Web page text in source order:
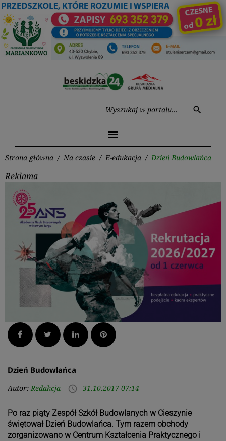
Przejdź
do
treści
search
menu
Strona główna / Na czasie / E-edukacja / Dzień Budowlańca
Reklama
Facebook Twitter LinkedInPinterest
Dzień Budowlańca
Autor: Redakcja access_time 31.10.2017 07:14
Po raz piąty Zespół Szkół Budowlanych w Cieszynie
świętował Dzień Budowlańca. Tym razem obchody
zorganizowano w Centrum Kształcenia Praktycznego i